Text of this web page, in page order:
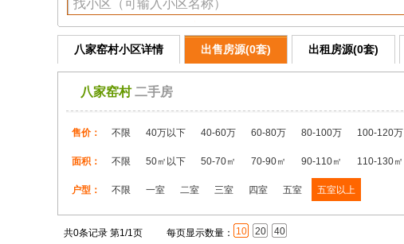
八家窑村小区详情 出售房源(0套) 出租房源(0套)
八家窑村 二手房
售价： 不限 40万以下 40-60万 60-80万 80-100万 100-120万
面积： 不限 50㎡以下 50-70㎡ 70-90㎡ 90-110㎡ 110-130㎡
户型： 不限 一室 二室 三室 四室 五室 五室以上
共0条记录 第1/1页 每页显示数量： 10 20 40